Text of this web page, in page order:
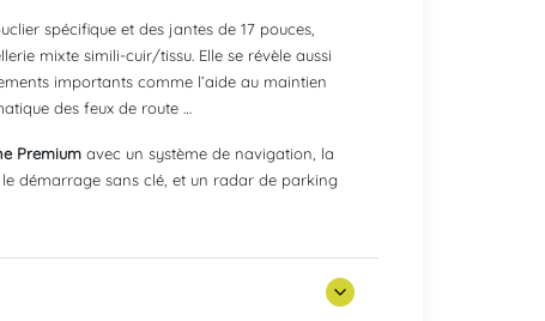
spécifique et des jantes de 17 pouces,
mixte simili-cuir/tissu. Elle se révèle aussi
importants comme l’aide au maintien
des feux de route …
Premium avec un système de navigation, la
démarrage sans clé, et un radar de parking